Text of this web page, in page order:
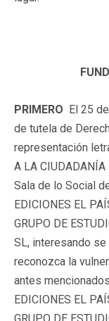
PRIMERO El 25
de tutela de
representación
A LA CIUDADANÍA
Sala de lo Social
EDICIONES EL
GRUPO DE
SL, interesando
reconozca la
antes
EDICIONES EL